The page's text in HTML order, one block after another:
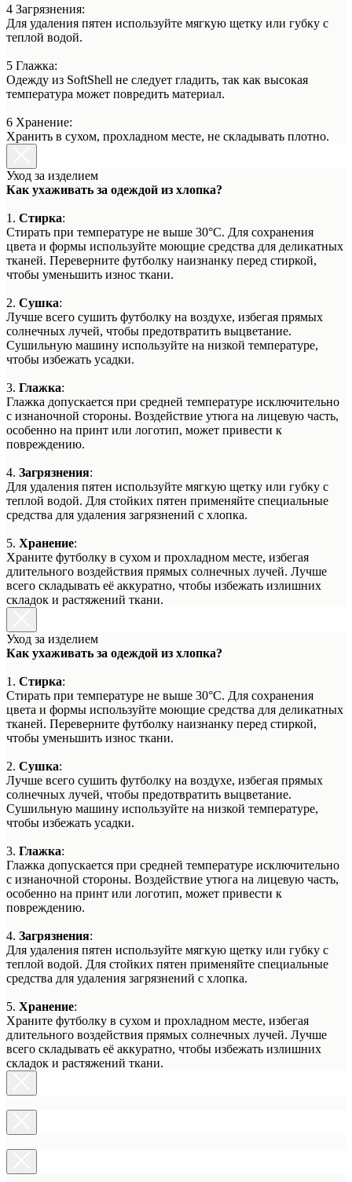
4 Загрязнения:
Для удаления пятен используйте мягкую щетку или губку с
теплой водой.
5 Глажка:
Одежду из SoftShell не следует гладить, так как высокая
температура может повредить материал.
6 Хранение:
Хранить в сухом, прохладном месте, не складывать плотно.
Уход за изделием
Как ухаживать за одеждой из хлопка?
1. Стирка:
Стирать при температуре не выше 30°C. Для сохранения
цвета и формы используйте моющие средства для деликатных
тканей. Переверните футболку наизнанку перед стиркой,
чтобы уменьшить износ ткани.
2. Сушка:
Лучше всего сушить футболку на воздухе, избегая прямых
солнечных лучей, чтобы предотвратить выцветание.
Сушильную машину используйте на низкой температуре,
чтобы избежать усадки.
3. Глажка:
Глажка допускается при средней температуре исключительно
с изнаночной стороны. Воздействие утюга на лицевую часть,
особенно на принт или логотип, может привести к
повреждению.
4. Загрязнения:
Для удаления пятен используйте мягкую щетку или губку с
теплой водой. Для стойких пятен применяйте специальные
средства для удаления загрязнений с хлопка.
5. Хранение:
Храните футболку в сухом и прохладном месте, избегая
длительного воздействия прямых солнечных лучей. Лучше
всего складывать её аккуратно, чтобы избежать излишних
складок и растяжений ткани.
Уход за изделием
Как ухаживать за одеждой из хлопка?
1. Стирка:
Стирать при температуре не выше 30°C. Для сохранения
цвета и формы используйте моющие средства для деликатных
тканей. Переверните футболку наизнанку перед стиркой,
чтобы уменьшить износ ткани.
2. Сушка:
Лучше всего сушить футболку на воздухе, избегая прямых
солнечных лучей, чтобы предотвратить выцветание.
Сушильную машину используйте на низкой температуре,
чтобы избежать усадки.
3. Глажка:
Глажка допускается при средней температуре исключительно
с изнаночной стороны. Воздействие утюга на лицевую часть,
особенно на принт или логотип, может привести к
повреждению.
4. Загрязнения:
Для удаления пятен используйте мягкую щетку или губку с
теплой водой. Для стойких пятен применяйте специальные
средства для удаления загрязнений с хлопка.
5. Хранение:
Храните футболку в сухом и прохладном месте, избегая
длительного воздействия прямых солнечных лучей. Лучше
всего складывать её аккуратно, чтобы избежать излишних
складок и растяжений ткани.